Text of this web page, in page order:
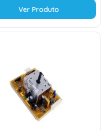
Ver Produto